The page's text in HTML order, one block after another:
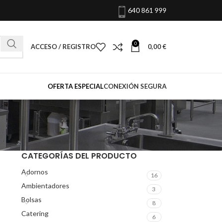
640 861 999
ACCESO / REGISTRO 0 0,00€
OFERTA ESPECIALCONEXIÓN SEGURA
CATEGORÍAS DEL PRODUCTO
Adornos 16
Ambientadores 3
Bolsas 8
Catering 6